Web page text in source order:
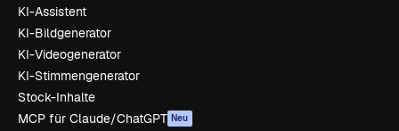
KI-Assistent
KI-Bildgenerator
KI-Videogenerator
KI-Stimmengenerator
Stock-Inhalte
MCP für Claude/ChatGPT Neu